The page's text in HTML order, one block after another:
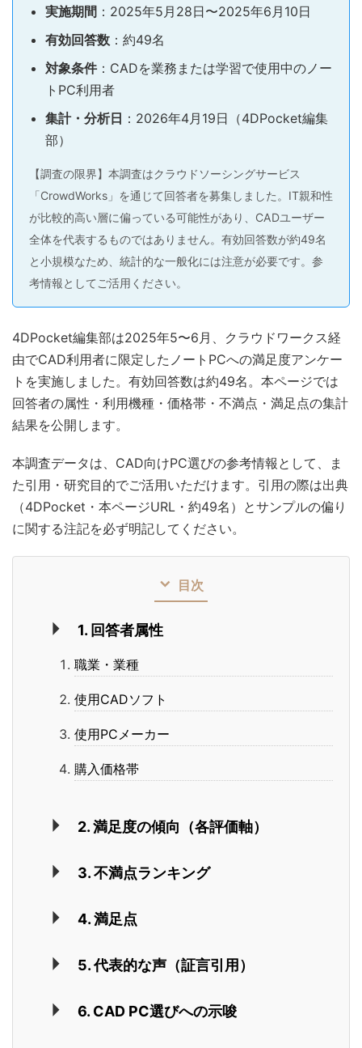
実施期間 ：2025年5月28日〜2025年6月10日
有効回答数 ：約49名
対象条件：CADを業務または学習で使用中のノー
トPC利用者
集計・分析日 ：2026年4月19日（4DPocket編集
部）
【調査の限界】本調査はクラウドソーシングサービス
「CrowdWorks」を通じて回答者を募集しました。IT親和性
が比較的高い層に偏っている可能性があり、CADユーザー
全体を代表するものではありません。有効回答数が約49名
と小規模なため、統計的な一般化には注意が必要です。参
考情報としてご活用ください。
4DPocket編集部は2025年5〜6月、クラウドワークス経
由でCAD利用者に限定したノートPCへの満足度アンケー
トを実施しました。有効回答数は約49名。本ページでは
回答者の属性・利用機種・価格帯・不満点・満足点の集計
結果を公開します。
本調査データは、CAD向けPC選びの参考情報として、ま
た引用・研究目的でご活用いただけます。引用の際は出典
（4DPocket・本ページURL・約49名）とサンプルの偏り
に関する注記を必ず明記してください。
目次
1. 回答者属性
職業・業種
使用CADソフト
使用PCメーカー
購入価格帯
2. 満足度の傾向（各評価軸）
3. 不満点ランキング
4. 満足点
5. 代表的な声（証言引用）
6. CAD PC選びへの示唆